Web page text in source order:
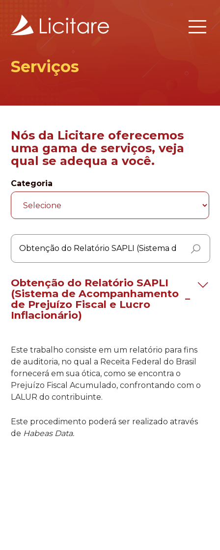
Serviços
Nós da Licitare oferecemos
uma gama de serviços, veja
qual se adequa a você.
Categoria
Obtenção do Relatório SAPLI
(Sistema de Acompanhamento
de Prejuízo Fiscal e Lucro
Inflacionário)
Este trabalho consiste em um relatório para fins
de auditoria, no qual a Receita Federal do Brasil
fornecerá em sua ótica, como se encontra o
Prejuízo Fiscal Acumulado, confrontando com o
LALUR do contribuinte.
Este procedimento poderá ser realizado através
de Habeas Data.